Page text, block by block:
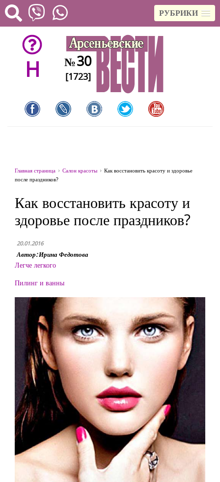
РУБРИКИ
H №30
[1723]
Главная страница Салон красоты
Как восстановить красоту и здоровье
после праздников?
Как восстановить красоту и
здоровье после праздников?
20.01.2016
Автор: Ирина Федотова
Легче легкого
Пилинг и ванны